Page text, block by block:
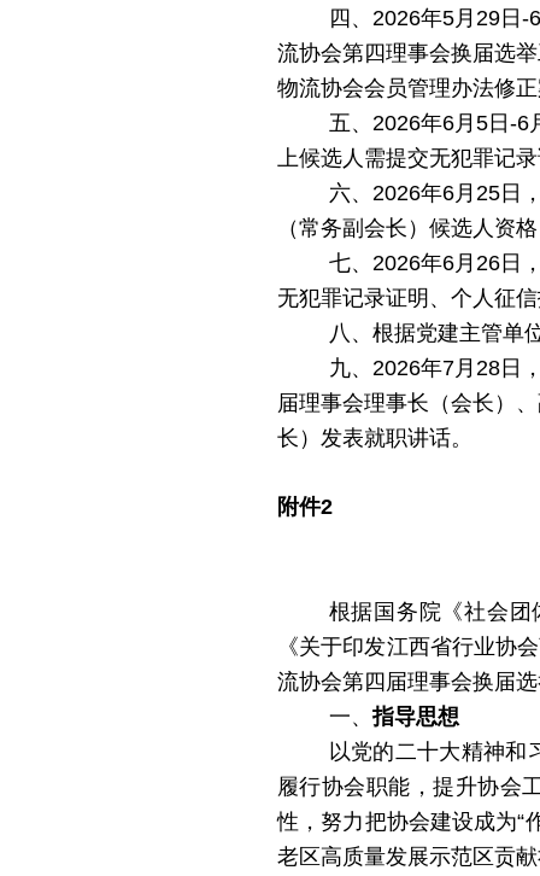
四 、 2026年5月29日 -
流协会第四理事会换届选
物流协会会员管理办法修
五、 2026年6月 5日 -6
上候选人 需提交无犯罪记
六、 2026年6月25日
（常务副会长）候选人资
七、2026年6月26日
无犯罪记录证明、个人征
八、根据党建主管单
九、2026年7月 28日
届理事会理事长（会长）
长）发表就职讲话。
附件2
根据国务院《社会
《关于印发江西省行业协
流协会第四届理事会换届
一、指导思想
以党的二十大精神和
履行协会职能，提升协会
性，努力把协会建设成为“
老区高质量发展示范区贡